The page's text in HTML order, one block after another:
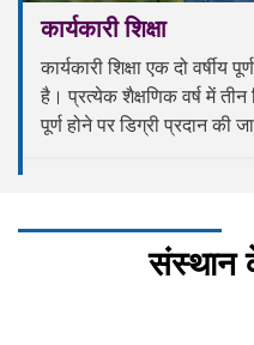
कार्यकारी शिक्षा
कार्यकारी शिक्षा एक दो वर्षीय
है। प्रत्येक शैक्षणिक वर्ष में
पूर्ण होने पर डिग्री प्रदान की
संस्थान